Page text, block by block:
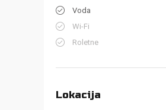
Voda
Wi-Fi
Roletne
Lokacija